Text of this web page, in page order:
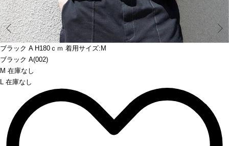
ブラック A H180ｃｍ 着用サイズ:M
ブラック A(002)
M 在庫なし
L 在庫なし
Prev